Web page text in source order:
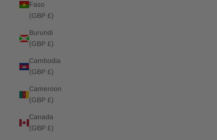
Faso
(GBP £)
Burundi
(GBP £)
Cambodia
(GBP £)
Cameroon
(GBP £)
Canada
(GBP £)